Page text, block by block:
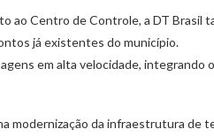
Centro de Controle, a DT Brasil
já existentes do município.
em alta velocidade, integrando
modernização da infraestrutura de